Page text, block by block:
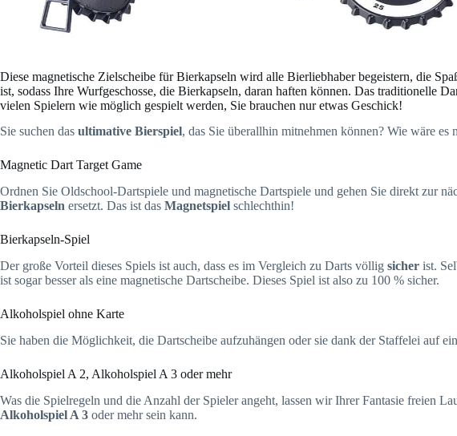
Diese magnetische Zielscheibe für Bierkapseln wird alle Bierliebhaber begeistern, die
ist, sodass Ihre Wurfgeschosse, die Bierkapseln, daran haften können. Das traditionelle
vielen Spielern wie möglich gespielt werden, Sie brauchen nur etwas Geschick!
Sie suchen das ultimative Bierspiel, das Sie überallhin mitnehmen können? Wie wäre es
Magnetic Dart Target Game
Ordnen Sie Oldschool-Dartspiele und magnetische Dartspiele und gehen Sie direkt zur
Bierkapseln ersetzt. Das ist das Magnetspiel schlechthin!
Bierkapseln-Spiel
Der große Vorteil dieses Spiels ist auch, dass es im Vergleich zu Darts völlig sicher ist.
ist sogar besser als eine magnetische Dartscheibe. Dieses Spiel ist also zu 100 % sicher.
Alkoholspiel ohne Karte
Sie haben die Möglichkeit, die Dartscheibe aufzuhängen oder sie dank der Staffelei auf
Alkoholspiel A 2, Alkoholspiel A 3 oder mehr
Was die Spielregeln und die Anzahl der Spieler angeht, lassen wir Ihrer Fantasie freien
Alkoholspiel A 3 oder mehr sein kann.